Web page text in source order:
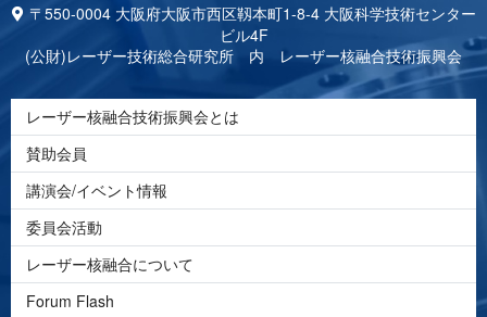
〒550-0004 大阪府大阪市西区靱本町1-8-4 大阪科学技術センター
ビル4F
(公財)レーザー技術総合研究所 内 レーザー核融合技術振興会
レーザー核融合技術振興会とは
賛助会員
講演会/イベント情報
委員会活動
レーザー核融合について
Forum Flash